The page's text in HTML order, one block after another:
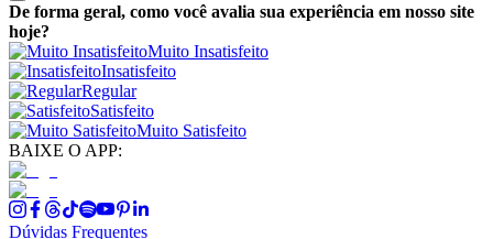
De forma geral, como você avalia sua experiência em nosso site
hoje?
Muito Insatisfeito
Insatisfeito
Regular
Satisfeito
Muito Satisfeito
BAIXE O APP:
Dúvidas Frequentes